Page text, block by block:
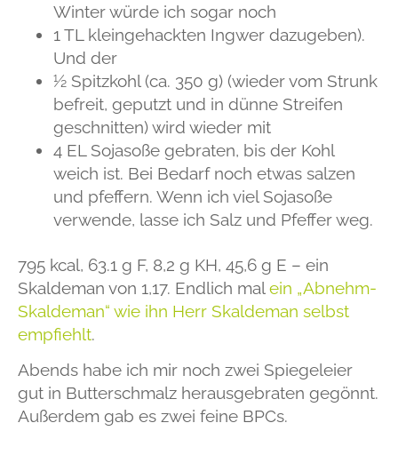
Winter würde ich sogar noch
1 TL kleingehackten Ingwer dazugeben).
Und der
½ Spitzkohl (ca. 350 g) (wieder vom Strunk
befreit, geputzt und in dünne Streifen
geschnitten) wird wieder mit
4 EL Sojasoße gebraten, bis der Kohl
weich ist. Bei Bedarf noch etwas salzen
und pfeffern. Wenn ich viel Sojasoße
verwende, lasse ich Salz und Pfeffer weg.
795 kcal, 63.1 g F, 8,2 g KH, 45,6 g E – ein
Skaldeman von 1,17. Endlich malein „Abnehm-
Skaldeman“ wie ihn Herr Skaldeman selbst
empfiehlt.
Abends habe ich mir noch zwei Spiegeleier
gut in Butterschmalz herausgebraten gegönnt.
Außerdem gab es zwei feine BPCs.